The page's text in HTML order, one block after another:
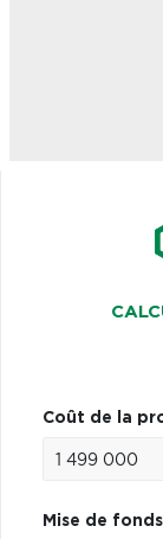
Coût de la
Mise de